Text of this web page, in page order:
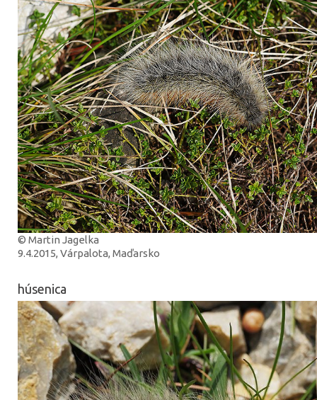
© Martin Jagelka
9.4.2015, Várpalota, Maďarsko
húsenica